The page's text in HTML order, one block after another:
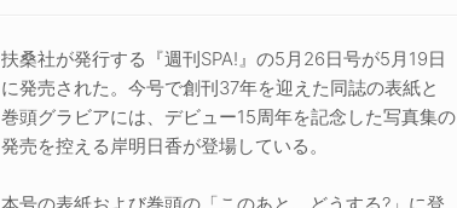
扶桑社が発行する『週刊SPA!』の5月26日号が5月19日
に発売された。今号で創刊37年を迎えた同誌の表紙と
巻頭グラビアには、デビュー15周年を記念した写真集の
発売を控える岸明日香が登場している。